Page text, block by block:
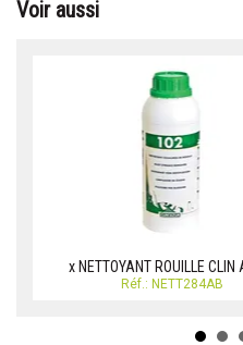
Voir aussi
x NETTOYANT ROUILLE CLIN
Réf.: NETT284AB